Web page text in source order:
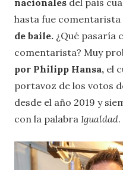
hasta fue comentarista
de baile. ¿Qué pasaría
comentarista? Muy
por Philipp Hansa, el
portavoz de los votos
desde el año 2019 y
con la palabra Igualdad.